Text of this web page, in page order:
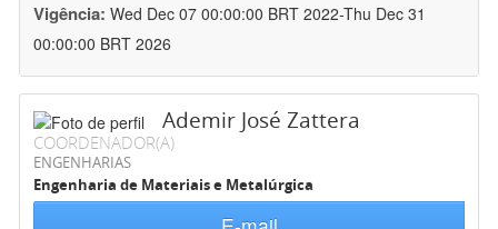
Vigência: Wed Dec 07 00:00:00 BRT 2022-Thu Dec 31
00:00:00 BRT 2026
Ademir José Zattera
COORDENADOR(A)
ENGENHARIAS
Engenharia de Materiais e Metalúrgica